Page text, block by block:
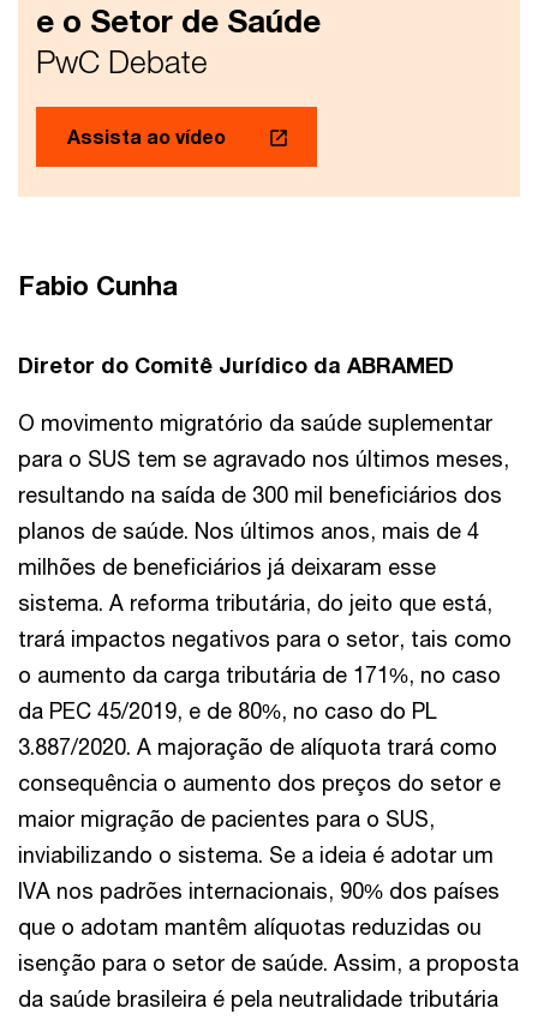
e o Setor de Saúde
PwC Debate
Assista ao vídeo
Fabio Cunha
Diretor do Comitê Jurídico da ABRAMED
O movimento migratório da saúde suplementar
para o SUS tem se agravado nos últimos meses,
resultando na saída de 300 mil beneficiários dos
planos de saúde. Nos últimos anos, mais de 4
milhões de beneficiários já deixaram esse
sistema. A reforma tributária, do jeito que está,
trará impactos negativos para o setor, tais como
o aumento da carga tributária de 171%, no caso
da PEC 45/2019, e de 80%, no caso do PL
3.887/2020. A majoração de alíquota trará como
consequência o aumento dos preços do setor e
maior migração de pacientes para o SUS,
inviabilizando o sistema. Se a ideia é adotar um
IVA nos padrões internacionais, 90% dos países
que o adotam mantêm alíquotas reduzidas ou
isenção para o setor de saúde. Assim, a proposta
da saúde brasileira é pela neutralidade tributária